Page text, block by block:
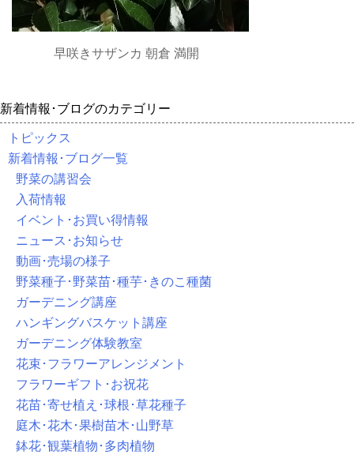
早咲きサザンカ 朝倉 満開
新着情報･ブログのカテゴリー
トピックス
新着情報･ブログ一覧
野菜の講習会
入荷情報
イベント･お買い得情報
ニュース･お知らせ
動画･売場の様子
野菜種子･野菜苗･種芋･きのこ種菌
ガーデニング講座
ハンギングバスケット講座
ガーデニング体験教室
花束･フラワーアレンジメント
フラワーギフト･お祝花
花苗･寄せ植え･球根･草花種子
庭木･花木･果樹苗木･山野草
鉢花･観葉植物･多肉植物